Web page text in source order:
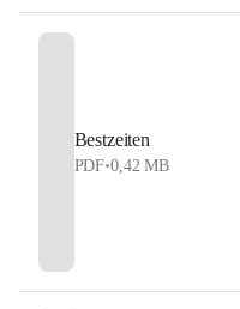
Bestzeiten
PDF•0,42 MB